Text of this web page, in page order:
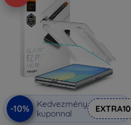
-10%
Kedvezmény
kuponnal
EXTRA10